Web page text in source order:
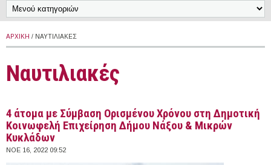
ΑΡΧΙΚΉ / ΝΑΥΤΙΛΙΑΚΈΣ
Ναυτιλιακές
4 άτομα με Σύμβαση Ορισμένου Χρόνου στη Δημοτική
Κοινωφελή Επιχείρηση Δήμου Νάξου & Μικρών
Κυκλάδων
ΝΟΕ 16, 2022 09:52